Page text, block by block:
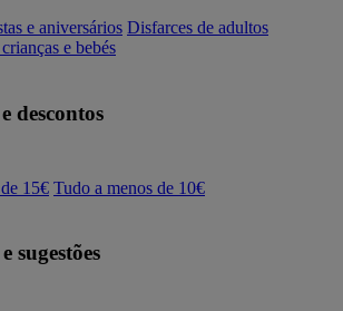
e aniversários Disfarces de adultos
e bebés
descontos
15€ Tudo a menos de 10€
sugestões